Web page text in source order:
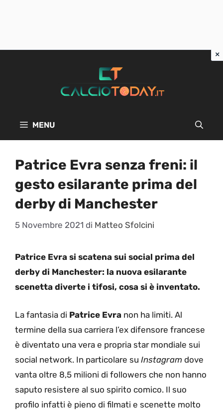
MENU
Patrice Evra senza freni: il
gesto esilarante prima del
derby di Manchester
5 Novembre 2021 di Matteo Sfolcini
Patrice Evra si scatena sui social prima del
derby di Manchester: la nuova esilarante
scenetta diverte i tifosi, cosa si è inventato.
La fantasia di Patrice Evra non ha limiti. Al
termine della sua carriera l’ex difensore francese
è diventato una vera e propria star mondiale sui
social network. In particolare su Instagram dove
vanta oltre 8,5 milioni di followers che non hanno
saputo resistere al suo spirito comico. Il suo
profilo infatti è pieno di filmati e scenette molto